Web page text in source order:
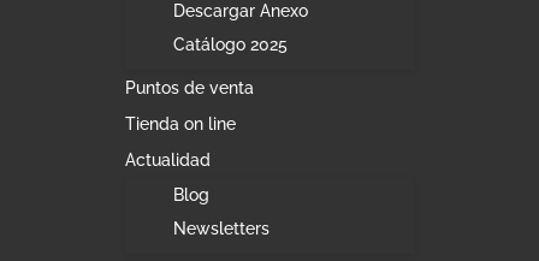
Descargar Anexo
Catálogo 2025
Puntos de venta
Tienda on line
Actualidad
Blog
Newsletters